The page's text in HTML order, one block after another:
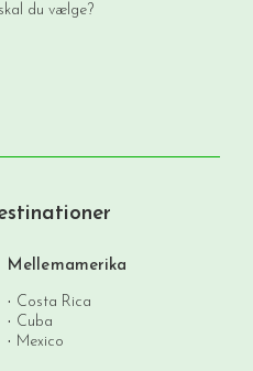
du vælge?
Mellemamerika
Costa Rica
Cuba
Mexico